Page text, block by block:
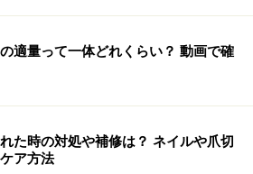
強く、崩れにくい！
「クリームシャドウ×ペン
のW使い」
を指でポンポンとアイホール全体
ープルーフのペンシルアイライナ
適量って一体どれくらい？ 動画で確
た時の対処や補修は？ ネイルや爪切
ア方法